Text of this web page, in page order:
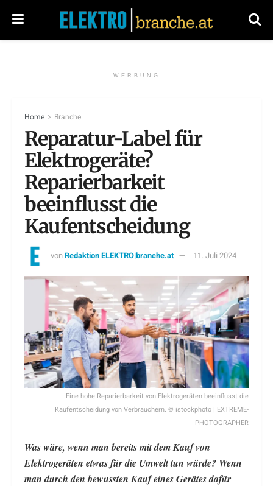
WERBUNG
Home Branche
Reparatur-Label für
Elektrogeräte?
Reparierbarkeit
beeinflusst die
Kaufentscheidung
vonRedaktion ELEKTRO|branche.at 11. Juli 2024
Eine hohe Reparierbarkeit von Elektrogeräten beeinflusst die
Kaufentscheidung von Verbrauchern. © istockphoto | EXTREME-
PHOTOGRAPHER
Was wäre, wenn man bereits mit dem Kauf von
Elektrogeräten etwas für die Umwelt tun würde? Wenn
man durch den bewussten Kauf eines Gerätes dafür